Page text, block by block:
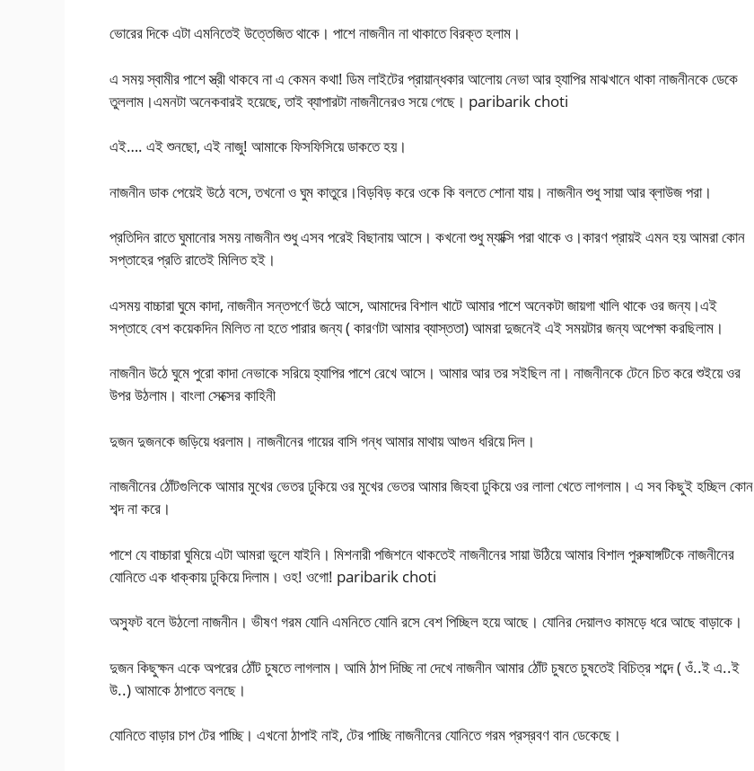
ভোরের দিকে এটা এমনিতেই উত্তেজিত থাকে। পাশে নাজনীন না থাকাতে বিরক্ত হলাম।
এ সময় স্বামীর পাশে স্ত্রী থাকবে না এ কেমন কথা! ডিম লাইটের প্রায়ান্ধকার আলোয় নেভা আর হ্যাপির মাঝখানে থাকা নাজনীনকে ডেকে
তুললাম।এমনটা অনেকবারই হয়েছে, তাই ব্যাপারটা নাজনীনেরও সয়ে গেছে। paribarik choti
এই…. এই শুনছো, এই নাজু! আমাকে ফিসফিসিয়ে ডাকতে হয়।
নাজনীন ডাক পেয়েই উঠে বসে, তখনো ও ঘুম কাতুরে।বিড়বিড় করে ওকে কি বলতে শোনা যায়। নাজনীন শুধু সায়া আর ব্লাউজ পরা।
প্রতিদিন রাতে ঘুমানোর সময় নাজনীন শুধু এসব পরেই বিছানায় আসে। কখনো শুধু ম্যাক্সি পরা থাকে ও।কারণ প্রায়ই এমন হয় আমরা কোন
সপ্তাহের প্রতি রাতেই মিলিত হই।
এসময় বাচ্চারা ঘুমে কাদা, নাজনীন সন্তপর্ণে উঠে আসে, আমাদের বিশাল খাটে আমার পাশে অনেকটা জায়গা খালি থাকে ওর জন্য।এই
সপ্তাহে বেশ কয়েকদিন মিলিত না হতে পারার জন্য ( কারণটা আমার ব্যাস্ততা) আমরা দুজনেই এই সময়টার জন্য অপেক্ষা করছিলাম।
নাজনীন উঠে ঘুমে পুরো কাদা নেভাকে সরিয়ে হ্যাপির পাশে রেখে আসে। আমার আর তর সইছিল না। নাজনীনকে টেনে চিত করে শুইয়ে ওর
উপর উঠলাম। বাংলা সেক্সের কাহিনী
দুজন দুজনকে জড়িয়ে ধরলাম। নাজনীনের গায়ের বাসি গন্ধ আমার মাথায় আগুন ধরিয়ে দিল।
নাজনীনের ঠোঁটগুলিকে আমার মুখের ভেতর ঢুকিয়ে ওর মুখের ভেতর আমার জিহবা ঢুকিয়ে ওর লালা খেতে লাগলাম। এ সব কিছুই হচ্ছিল কোন
শব্দ না করে।
পাশে যে বাচ্চারা ঘুমিয়ে এটা আমরা ভুলে যাইনি। মিশনারী পজিশনে থাকতেই নাজনীনের সায়া উঠিয়ে আমার বিশাল পুরুষাঙ্গটিকে নাজনীনের
যোনিতে এক ধাক্কায় ঢুকিয়ে দিলাম। ওহ! ওগো! paribarik choti
অস্ফুট বলে উঠলো নাজনীন। ভীষণ গরম যোনি এমনিতে যোনি রসে বেশ পিচ্ছিল হয়ে আছে। যোনির দেয়ালও কামড়ে ধরে আছে বাড়াকে।
দুজন কিছুক্ষন একে অপরের ঠোঁট চুষতে লাগলাম। আমি ঠাপ দিচ্ছি না দেখে নাজনীন আমার ঠোঁট চুষতে চুষতেই বিচিত্র শব্দে ( ওঁ..ই এ..ই
উ..) আমাকে ঠাপাতে বলছে।
যোনিতে বাড়ার চাপ টের পাচ্ছি। এখনো ঠাপাই নাই, টের পাচ্ছি নাজনীনের যোনিতে গরম প্রস্রবণ বান ডেকেছে।